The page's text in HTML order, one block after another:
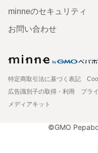
minneのセキュリティ
お問い合わせ
特定商取引法に基づく表記
広告識別子の取得・利用
プラ
メディアキット
©GMO